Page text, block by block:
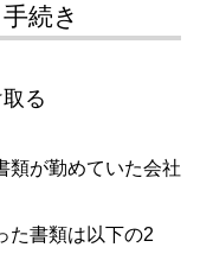
続き
る
類が勤めていた会社
た書類は以下の2